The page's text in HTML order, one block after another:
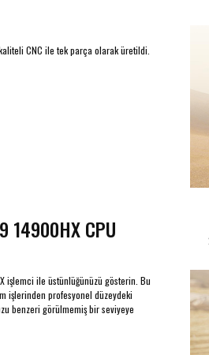
CNC ile tek parça olarak üretildi.
CPU
ile üstünlüğünüzü gösterin. Bu
işlerinden profesyonel düzeydeki
benzeri görülmemiş bir seviyeye